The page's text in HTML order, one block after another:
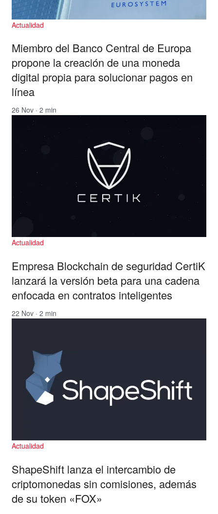
Actualidad
Miembro del Banco Central de Europa
propone la creación de una moneda
digital propia para solucionar pagos en
línea
26 Nov · 2 min
Actualidad
Empresa Blockchain de seguridad CertiK
lanzará la versión beta para una cadena
enfocada en contratos inteligentes
22 Nov · 2 min
Actualidad
ShapeShift lanza el intercambio de
criptomonedas sin comisiones, además
de su token «FOX»